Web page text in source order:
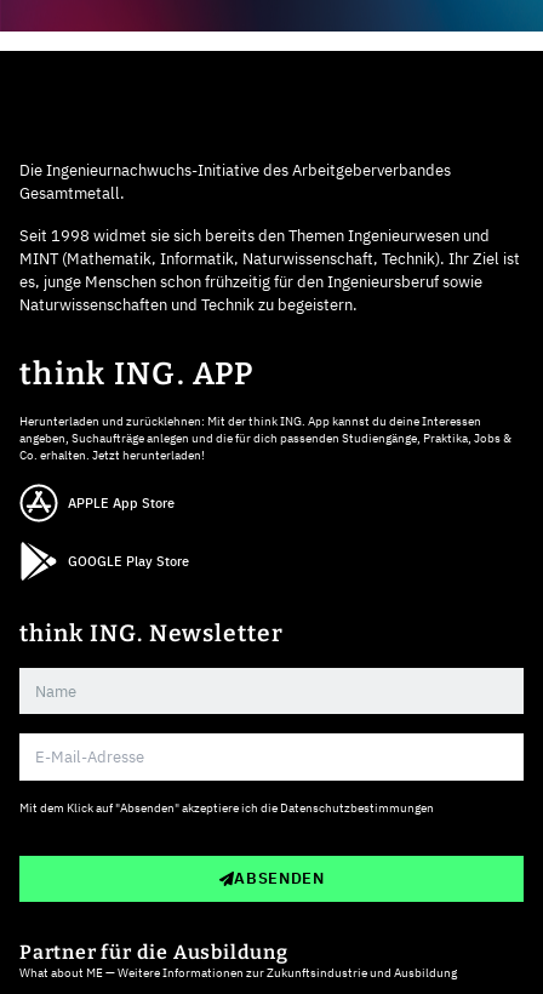
Die Ingenieurnachwuchs-Initiative des Arbeitgeberverbandes
Gesamtmetall.
Seit 1998 widmet sie sich bereits den Themen Ingenieurwesen und
MINT (Mathematik, Informatik, Naturwissenschaft, Technik). Ihr Ziel ist
es, junge Menschen schon frühzeitig für den Ingenieursberuf sowie
Naturwissenschaften und Technik zu begeistern.
think ING. APP
Herunterladen und zurücklehnen: Mit der think ING. App kannst du deine Interessen
angeben, Suchaufträge anlegen und die für dich passenden Studiengänge, Praktika, Jobs &
Co. erhalten. Jetzt herunterladen!
APPLE App Store
GOOGLE Play Store
think ING. Newsletter
Mit dem Klick auf "Absenden" akzeptiere ich die Datenschutzbestimmungen
ABSENDEN
Partner für die Ausbildung
What about ME — Weitere Informationen zur Zukunftsindustrie und Ausbildung